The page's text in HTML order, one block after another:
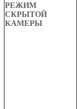
РЕЖИМ
СКРЫТОЙ
КАМЕРЫ